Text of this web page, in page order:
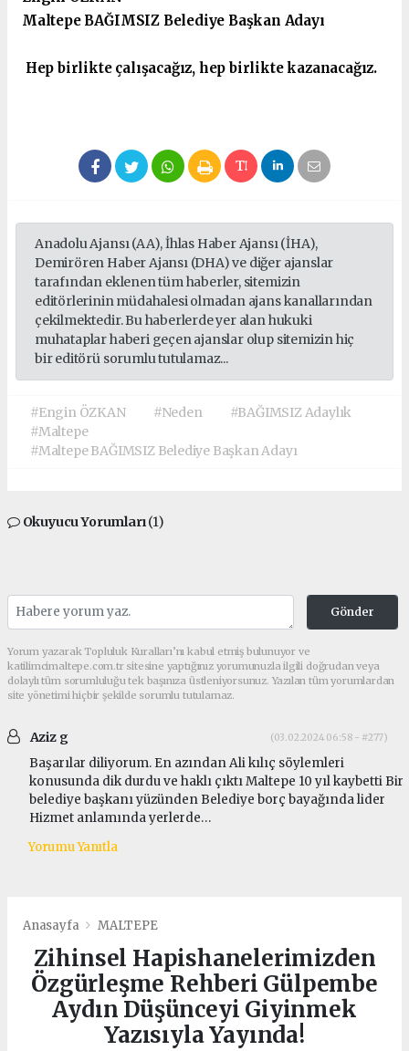
Maltepe BAĞIMSIZ Belediye Başkan Adayı
Hep birlikte çalışacağız, hep birlikte kazanacağız.
Anadolu Ajansı (AA), İhlas Haber Ajansı (İHA),
Demirören Haber Ajansı (DHA) ve diğer ajanslar
tarafından eklenen tüm haberler, sitemizin
editörlerinin müdahalesi olmadan ajans kanallarından
çekilmektedir. Bu haberlerde yer alan hukuki
muhataplar haberi geçen ajanslar olup sitemizin hiç
bir editörü sorumlu tutulamaz...
#Engin ÖZKAN #Neden
#BAĞIMSIZ Adaylık
#Maltepe
#Maltepe BAĞIMSIZ Belediye Başkan Adayı
Okuyucu Yorumları(1)
Gönder
Yorum yazarak Topluluk Kuralları’nı kabul etmiş bulunuyor ve
katilimcimaltepe.com.tr sitesine yaptığınız yorumunuzla ilgili doğrudan veya
dolaylı tüm sorumluluğu tek başınıza üstleniyorsunuz. Yazılan tüm yorumlardan
site yönetimi hiçbir şekilde sorumlu tutulamaz.
Aziz g (03.02.2024 06:58 - #277)
Başarılar diliyorum. En azından Ali kılıç söylemleri
konusunda dik durdu ve haklı çıktı Maltepe 10 yıl kaybetti Bir
belediye başkanı yüzünden Belediye borç bayağında lider
Hizmet anlamında yerlerde…
Yorumu Yanıtla
Anasayfa MALTEPE
Zihinsel Hapishanelerimizden
Özgürleşme Rehberi Gülpembe
Aydın Düşünceyi Giyinmek
Yazısıyla Yayında!